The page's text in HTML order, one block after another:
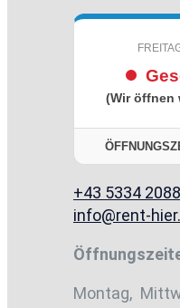
(Wir öffnen
+43 5334
info@rent-
Montag,